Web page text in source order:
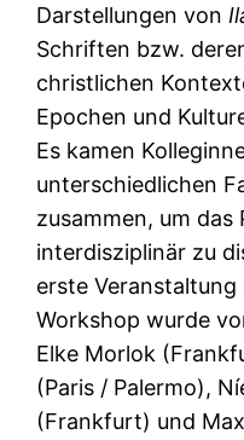
Darstellungen von
Schriften bzw.
christlichen
Epochen und
Es kamen
unterschiedlichen
zusammen, um das
interdisziplinär zu
erste
Workshop wurde
Elke Morlok
(Paris / Palermo),
(Frankfurt) und